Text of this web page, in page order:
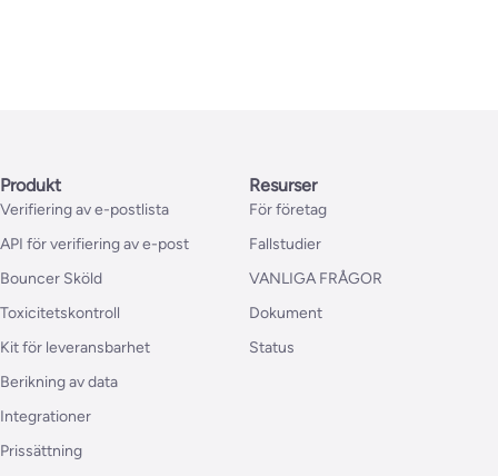
Produkt
Verifiering av e-postlista
API för verifiering av e-post
Bouncer Sköld
Toxicitetskontroll
Kit för leveransbarhet
Berikning av data
Integrationer
Prissättning
Resurser
För företag
Fallstudier
VANLIGA FRÅGOR
Dokument
Status